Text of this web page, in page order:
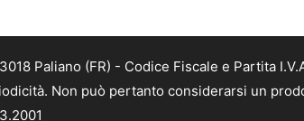
Paliano (FR) - Codice Fiscale e Partita
Non può pertanto considerarsi un